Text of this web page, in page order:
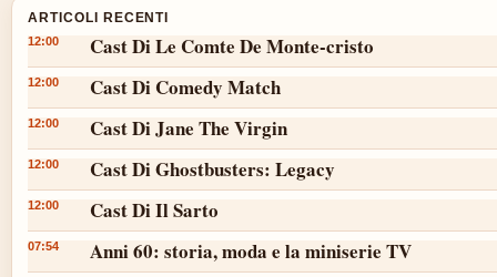
ARTICOLI RECENTI
12:00 Cast Di Le Comte De Monte-cristo
12:00 Cast Di Comedy Match
12:00 Cast Di Jane The Virgin
12:00 Cast Di Ghostbusters: Legacy
12:00 Cast Di Il Sarto
07:54 Anni 60: storia, moda e la miniserie TV